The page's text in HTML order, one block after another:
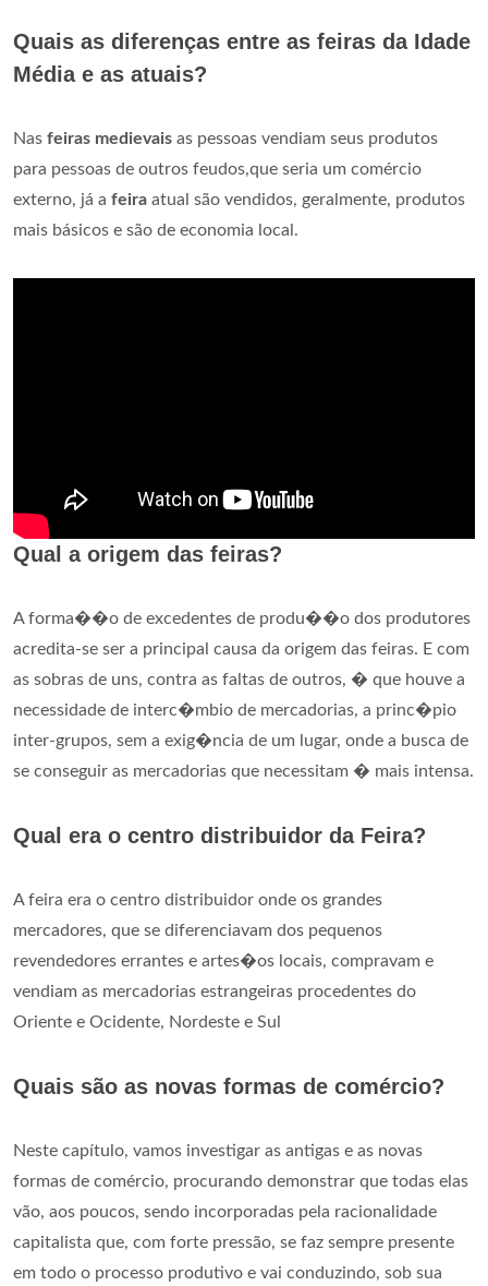
Quais as diferenças entre as feiras da Idade
Média e as atuais?
Nas feiras medievais as pessoas vendiam seus produtos
para pessoas de outros feudos,que seria um comércio
externo, já a feira atual são vendidos, geralmente, produtos
mais básicos e são de economia local.
Qual a origem das feiras?
A forma��o de excedentes de produ��o dos produtores
acredita-se ser a principal causa da origem das feiras. E com
as sobras de uns, contra as faltas de outros, � que houve a
necessidade de interc�mbio de mercadorias, a princ�pio
inter-grupos, sem a exig�ncia de um lugar, onde a busca de
se conseguir as mercadorias que necessitam � mais intensa.
Qual era o centro distribuidor da Feira?
A feira era o centro distribuidor onde os grandes
mercadores, que se diferenciavam dos pequenos
revendedores errantes e artes�os locais, compravam e
vendiam as mercadorias estrangeiras procedentes do
Oriente e Ocidente, Nordeste e Sul
Quais são as novas formas de comércio?
Neste capítulo, vamos investigar as antigas e as novas
formas de comércio, procurando demonstrar que todas elas
vão, aos poucos, sendo incorporadas pela racionalidade
capitalista que, com forte pressão, se faz sempre presente
em todo o processo produtivo e vai conduzindo, sob sua